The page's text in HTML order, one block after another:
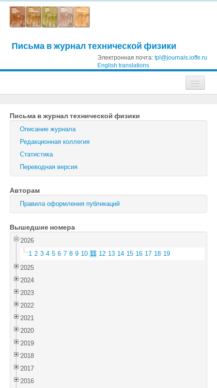
Письма в журнал технической физики
Электронная почта: tpl@journals.ioffe.ru
English translations
Журнал технической физики
Письма в Журнал технической физики
Физика твердого тела
Физика и техника полупроводников
Оптика и спектроскопия
Поиск
Войти
Письма в журнал технической физики
Описание журнала
Редакционная коллегия
Статистика
Переводная версия
Авторам
Правила оформления публикаций
Вышедшие номера
2026
1 2 3 4 5 6 7 8 9 10 11 12 13 14 15 16 17 18 19
2025
2024
2023
2022
2021
2020
2019
2018
2017
2016